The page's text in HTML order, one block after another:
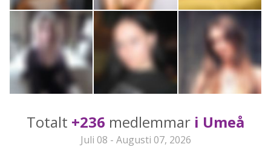
Totalt +236 medlemmar i Umeå
Juli 08 - Augusti 07, 2026